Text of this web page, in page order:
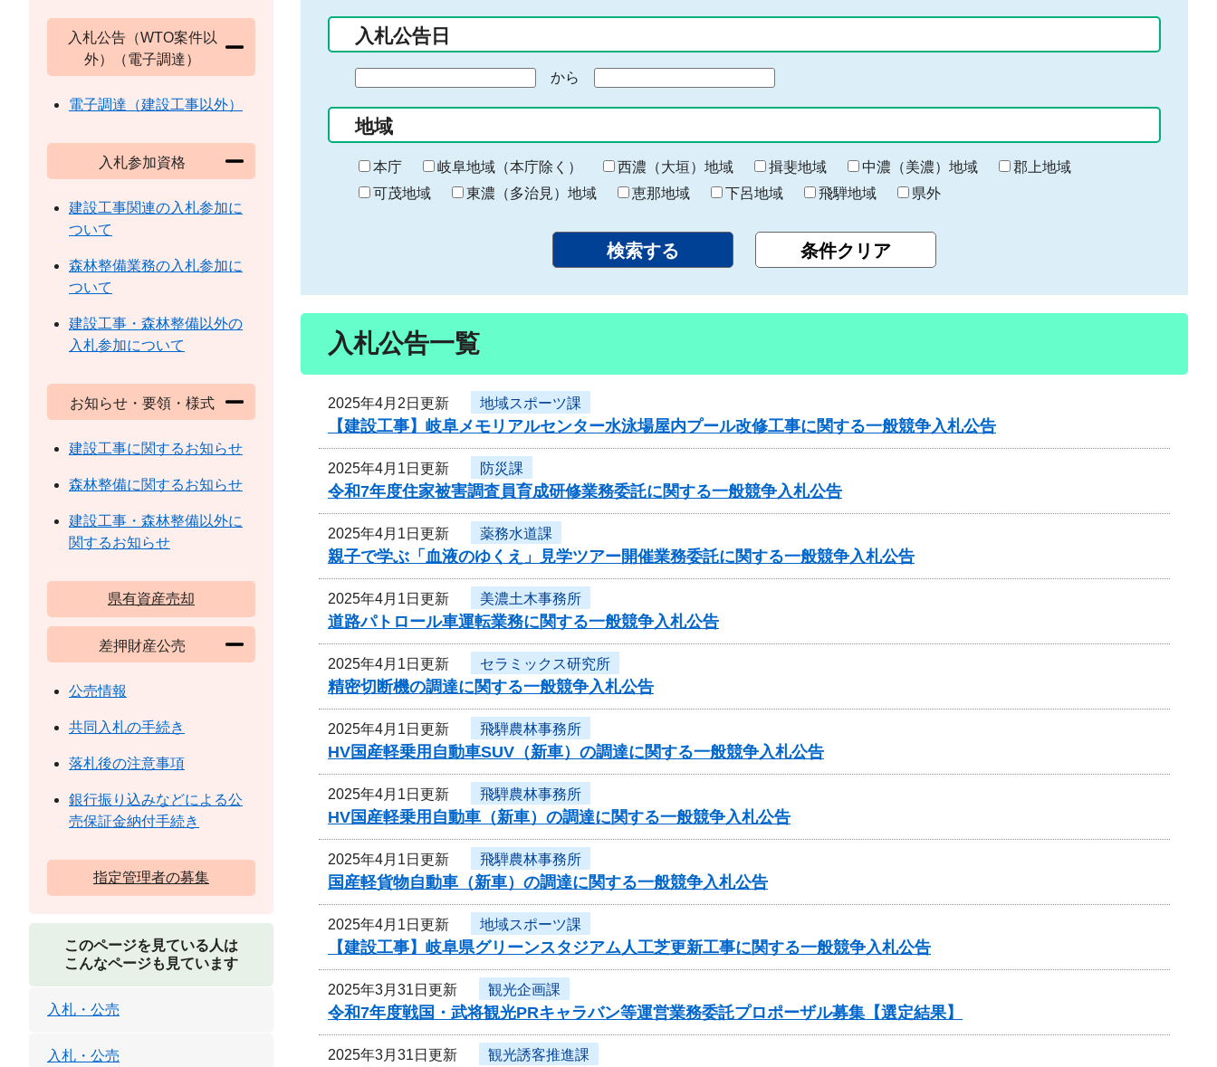
力
入札公告日
の
始
ま
り
から
終
わ
り
地域
本庁 岐阜地域（本庁除く） 西濃（大垣）地域 揖斐地域 中濃（美濃）地域
郡上地域
可茂地域
東濃（多治見）地域 恵那地域 下呂地域 飛騨地域 県外
入札公告一覧
2025年4月2日更新 地域スポーツ課
【建設工事】岐阜メモリアルセンター水泳場屋内プール改修工事に関する一般競争入札公告
2025年4月1日更新 防災課
令和7年度住家被害調査員育成研修業務委託に関する一般競争入札公告
2025年4月1日更新 薬務水道課
親子で学ぶ「血液のゆくえ」見学ツアー開催業務委託に関する一般競争入札公告
2025年4月1日更新 美濃土木事務所
道路パトロール車運転業務に関する一般競争入札公告
2025年4月1日更新 セラミックス研究所
精密切断機の調達に関する一般競争入札公告
2025年4月1日更新 飛騨農林事務所
HV国産軽乗用自動車SUV（新車）の調達に関する一般競争入札公告
2025年4月1日更新 飛騨農林事務所
HV国産軽乗用自動車（新車）の調達に関する一般競争入札公告
2025年4月1日更新 飛騨農林事務所
国産軽貨物自動車（新車）の調達に関する一般競争入札公告
2025年4月1日更新 地域スポーツ課
【建設工事】岐阜県グリーンスタジアム人工芝更新工事に関する一般競争入札公告
2025年3月31日更新 観光企画課
令和7年度戦国・武将観光PRキャラバン等運営業務委託プロポーザル募集【選定結果】
2025年3月31日更新 観光誘客推進課
入札公告（WTO案件以
外）（電子調達）
電子調達（建設工事以外）
入札参加資格
建設工事関連の入札参加に
ついて
森林整備業務の入札参加に
ついて
建設工事・森林整備以外の
入札参加について
お知らせ・要領・様式
建設工事に関するお知らせ
森林整備に関するお知らせ
建設工事・森林整備以外に
関するお知らせ
県有資産売却
差押財産公売
公売情報
共同入札の手続き
落札後の注意事項
銀行振り込みなどによる公
売保証金納付手続き
指定管理者の募集
このページを見ている人は
こんなページも見ています
入札・公売
入札・公売